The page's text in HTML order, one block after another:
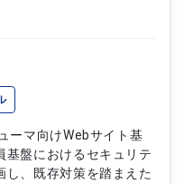
ーマ向けWebサイト基
基盤におけるセキュリテ
し、既存対策を踏まえた